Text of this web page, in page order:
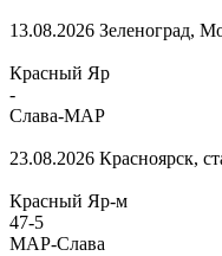
13.08.2026 Зеленоград,
Красный Яр
-
Слава-МАР
23.08.2026 Красноярск,
Красный Яр-м
47-5
МАР-Слава